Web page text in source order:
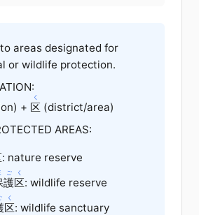
areas designated for
or wildlife protection.
+ 区
く
(district/area)
AREAS:
: nature reserve
護区
ごく
: wildlife reserve
区
く
: wildlife sanctuary